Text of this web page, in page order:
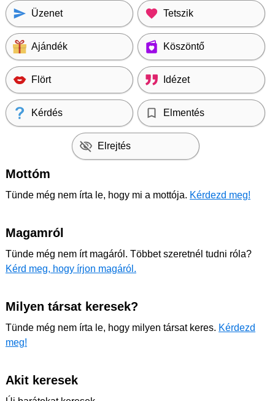
Üzenet Tetszik
Ajándék Köszöntő
Flört Idézet
Kérdés Elmentés
Elrejtés
Mottóm
Tünde még nem írta le, hogy mi a mottója. Kérdezd meg!
Magamról
Tünde még nem írt magáról. Többet szeretnél tudni róla?
Kérd meg, hogy írjon magáról.
Milyen társat keresek?
Tünde még nem írta le, hogy milyen társat keres. Kérdezd
meg!
Akit keresek